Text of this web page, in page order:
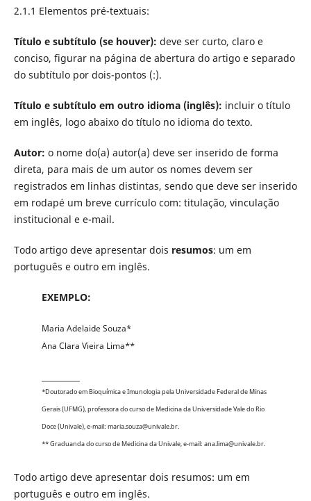
2.1.1 Elementos pré-textuais:
Título e subtítulo (se houver): deve ser curto, claro e
conciso, figurar na página de abertura do artigo e separado
do subtítulo por dois-pontos (:).
Título e subtítulo em outro idioma (inglês): incluir o título
em inglês, logo abaixo do título no idioma do texto.
Autor: o nome do(a) autor(a) deve ser inserido de forma
direta, para mais de um autor os nomes devem ser
registrados em linhas distintas, sendo que deve ser inserido
em rodapé um breve currículo com: titulação, vinculação
institucional e e-mail.
Todo artigo deve apresentar dois resumos: um em
português e outro em inglês.
EXEMPLO:
Maria Adelaide Souza*
Ana Clara Vieira Lima**
*Doutorado em Bioquímica e Imunologia pela Universidade Federal de Minas
Gerais (UFMG), professora do curso de Medicina da Universidade Vale do Rio
Doce (Univale), e-mail: maria.souza@univale.br.
** Graduanda do curso de Medicina da Univale, e-mail: ana.lima@univale.br.
Todo artigo deve apresentar dois resumos: um em
português e outro em inglês.